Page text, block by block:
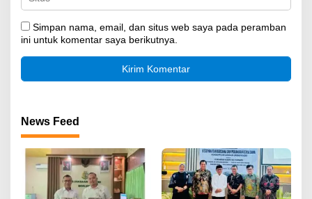
Simpan nama, email, dan situs web saya pada peramban
ini untuk komentar saya berikutnya.
News Feed